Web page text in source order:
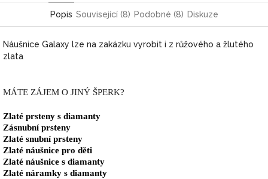
Popis Související (8) Podobné (8) Diskuze
Náušnice Galaxy lze na zakázku vyrobit i z růžového a žlutého
zlata
MÁTE ZÁJEM O JINÝ ŠPERK?
Zlaté prsteny s diamanty
Zásnubní prsteny
Zlaté snubní prsteny
Zlaté náušnice pro děti
Zlaté náušnice s diamanty
Zlaté náramky s diamanty